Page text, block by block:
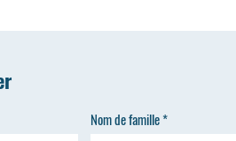
Nom de famille